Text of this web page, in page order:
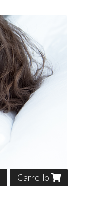
Carrello